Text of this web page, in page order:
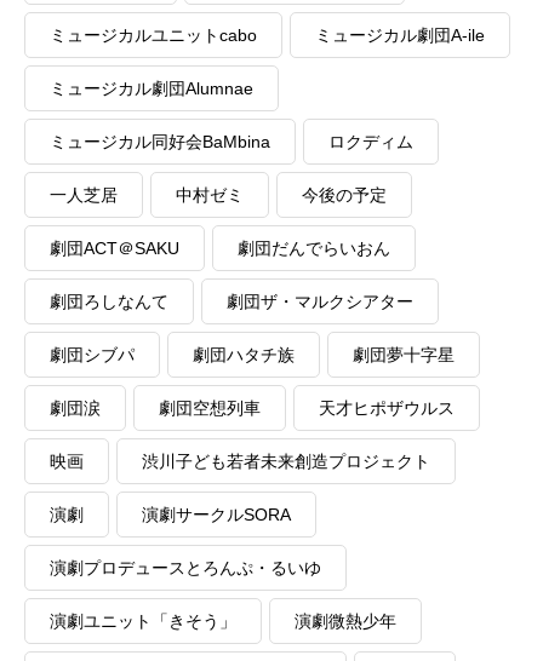
ミュージカルユニットcabo ミュージカル劇団A-ile
ミュージカル劇団Alumnae
ミュージカル同好会BaMbina ロクディム
一人芝居 中村ゼミ 今後の予定
劇団ACT＠SAKU 劇団だんでらいおん
劇団ろしなんて 劇団ザ・マルクシアター
劇団シブパ 劇団ハタチ族 劇団夢十字星
劇団涙 劇団空想列車 天才ヒポザウルス
映画 渋川子ども若者未来創造プロジェクト
演劇 演劇サークルSORA
演劇プロデュースとろんぷ・るいゆ
演劇ユニット「きそう」 演劇微熱少年